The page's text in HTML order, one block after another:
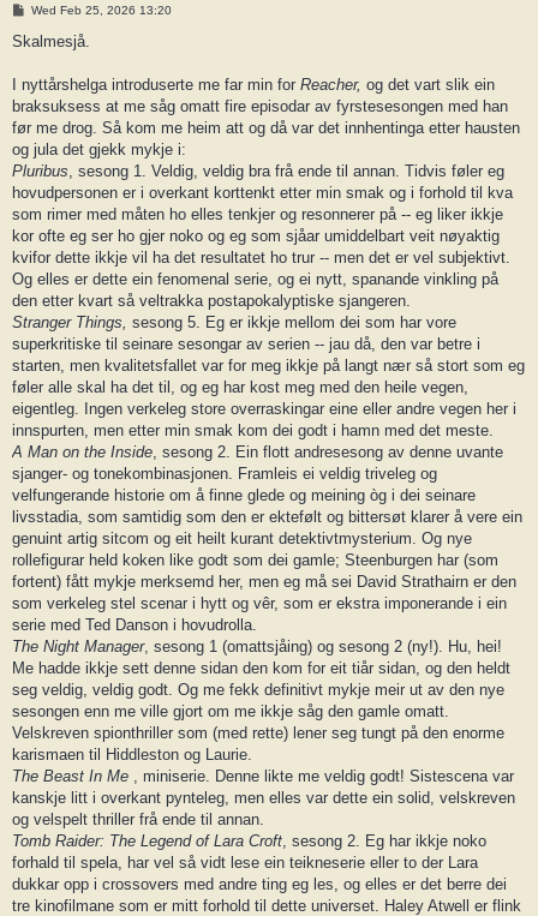
P
s
Wed Feb 25, 2026 13:20
Skalmesjå.
I nyttårshelga introduserte me far min for Reacher, og det vart slik ein
braksuksess at me såg omatt fire episodar av fyrstesesongen med han
før me drog. Så kom me heim att og då var det innhentinga etter hausten
og jula det gjekk mykje i:
Pluribus , sesong 1. Veldig, veldig bra frå ende til annan. Tidvis føler eg
hovudpersonen er i overkant korttenkt etter min smak og i forhold til kva
som rimer med måten ho elles tenkjer og resonnerer på -- eg liker ikkje
kor ofte eg ser ho gjer noko og eg som sjåar umiddelbart veit nøyaktig
kvifor dette ikkje vil ha det resultatet ho trur -- men det er vel subjektivt.
Og elles er dette ein fenomenal serie, og ei nytt, spanande vinkling på
den etter kvart så veltrakka postapokalyptiske sjangeren.
Stranger Things, sesong 5. Eg er ikkje mellom dei som har vore
superkritiske til seinare sesongar av serien -- jau då, den var betre i
starten, men kvalitetsfallet var for meg ikkje på langt nær så stort som eg
føler alle skal ha det til, og eg har kost meg med den heile vegen,
eigentleg. Ingen verkeleg store overraskingar eine eller andre vegen her i
innspurten, men etter min smak kom dei godt i hamn med det meste.
A Man on the Inside , sesong 2. Ein flott andresesong av denne uvante
sjanger- og tonekombinasjonen. Framleis ei veldig triveleg og
velfungerande historie om å finne glede og meining òg i dei seinare
livsstadia, som samtidig som den er ektefølt og bittersøt klarer å vere ein
genuint artig sitcom og eit heilt kurant detektivtmysterium. Og nye
rollefigurar held koken like godt som dei gamle; Steenburgen har (som
fortent) fått mykje merksemd her, men eg må sei David Strathairn er den
som verkeleg stel scenar i hytt og vêr, som er ekstra imponerande i ein
serie med Ted Danson i hovudrolla.
The Night Manager, sesong 1 (omattsjåing) og sesong 2 (ny!). Hu, hei!
Me hadde ikkje sett denne sidan den kom for eit tiår sidan, og den heldt
seg veldig, veldig godt. Og me fekk definitivt mykje meir ut av den nye
sesongen enn me ville gjort om me ikkje såg den gamle omatt.
Velskreven spionthriller som (med rette) lener seg tungt på den enorme
karismaen til Hiddleston og Laurie.
The Beast In Me
, miniserie. Denne likte me veldig godt! Sistescena var
kanskje litt i overkant pynteleg, men elles var dette ein solid, velskreven
og velspelt thriller frå ende til annan.
Tomb Raider: The Legend of Lara Croft , sesong 2. Eg har ikkje noko
forhald til spela, har vel så vidt lese ein teikneserie eller to der Lara
dukkar opp i crossovers med andre ting eg les, og elles er det berre dei
tre kinofilmane som er mitt forhold til dette universet. Haley Atwell er flink